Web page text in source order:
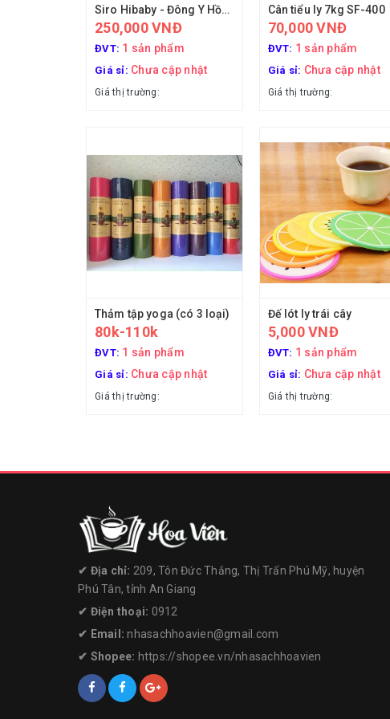
Siro Hibaby - Đông Y Hồng Tâm
250,000 VNĐ
ĐVT: 1 sản phẩm
Giá sỉ: Chưa cập nhật
Giá thị trường:
Cân tiểu ly 7kg SF-400
70,000 VNĐ
ĐVT: 1 sản phẩm
Giá sỉ: Chưa cập nhật
Giá thị trường:
Thảm tập yoga (có 3 loại)
80k-110k
ĐVT: 1 sản phẩm
Giá sỉ: Chưa cập nhật
Giá thị trường:
Đế lót ly trái cây
5,000 VNĐ
ĐVT: 1 sản phẩm
Giá sỉ: Chưa cập nhật
Giá thị trường:
✔︎ Địa chỉ: 209, Tôn Đức Thắng, Thị Trấn Phú Mỹ, huyện
Phú Tân, tỉnh An Giang
✔︎ Điện thoại: 0912
✔︎ Email:nhasachhoavien@gmail.com
✔︎ Shopee: https://shopee.vn/nhasachhoavien